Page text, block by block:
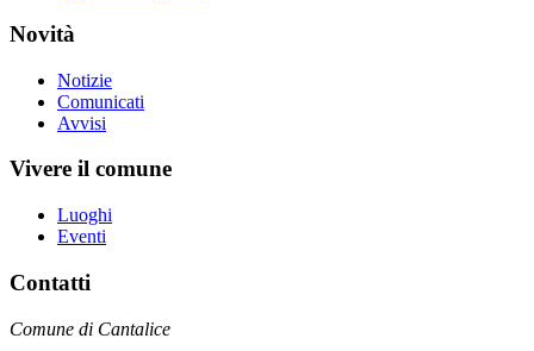
Novità
Notizie
Comunicati
Avvisi
Vivere il comune
Luoghi
Eventi
Contatti
Comune di Cantalice